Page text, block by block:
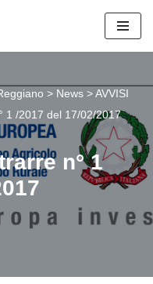
> News >AVVISI
1 /2017 del 17/02/2017
n° 1